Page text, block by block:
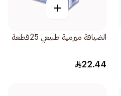
+
الضيافة ميرمية طبيعي 25قطعة
22.44